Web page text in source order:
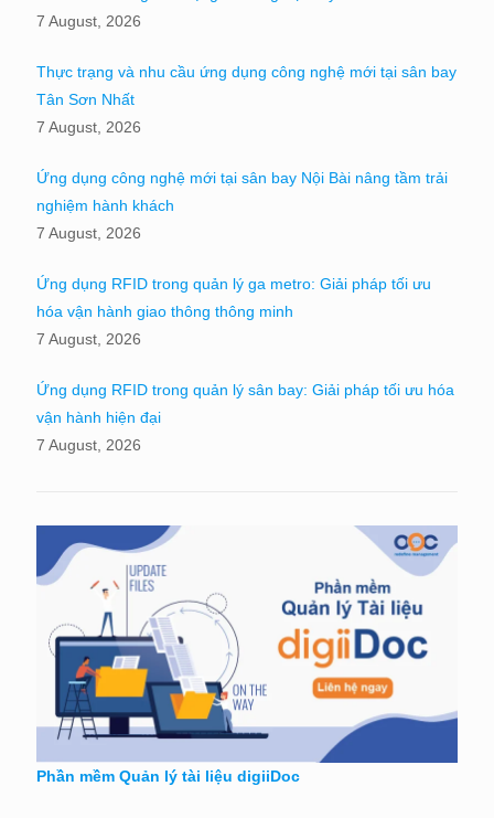
7 August, 2026
Thực trạng và nhu cầu ứng dụng công nghệ mới tại sân bay
Tân Sơn Nhất
7 August, 2026
Ứng dụng công nghệ mới tại sân bay Nội Bài nâng tầm trải
nghiệm hành khách
7 August, 2026
Ứng dụng RFID trong quản lý ga metro: Giải pháp tối ưu
hóa vận hành giao thông thông minh
7 August, 2026
Ứng dụng RFID trong quản lý sân bay: Giải pháp tối ưu hóa
vận hành hiện đại
7 August, 2026
Phần mềm Quản lý tài liệu digiiDoc